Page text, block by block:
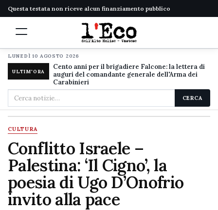
Questa testata non riceve alcun finanziamento pubblico
LUNEDÌ 10 AGOSTO 2026
ULTIM'ORA
Cento anni per il brigadiere Falcone: la lettera di
auguri del comandante generale dell'Arma dei
Carabinieri
Cerca
nel
sito
CERCA
CULTURA
Conflitto Israele –
Palestina: ‘Il Cigno’, la
poesia di Ugo D’Onofrio
invito alla pace